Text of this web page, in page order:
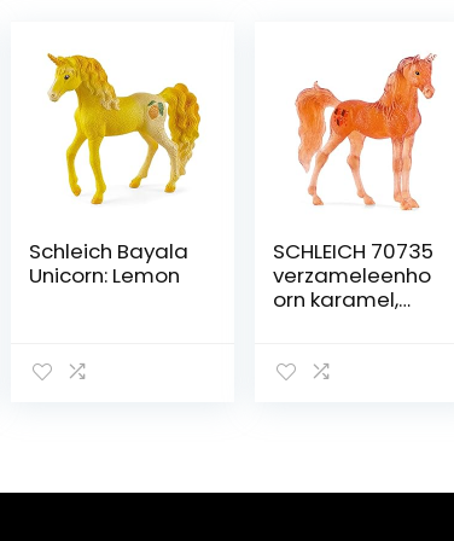
Schleich Bayala
Unicorn: Lemon
SCHLEICH 70735
verzameleenho
orn karamel,
bayala –